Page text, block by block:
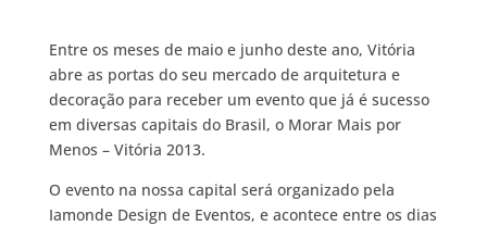
Entre os meses de maio e junho deste ano, Vitória
abre as portas do seu mercado de arquitetura e
decoração para receber um evento que já é sucesso
em diversas capitais do Brasil, o Morar Mais por
Menos – Vitória 2013.
O evento na nossa capital será organizado pela
Iamonde Design de Eventos, e acontece entre os dias